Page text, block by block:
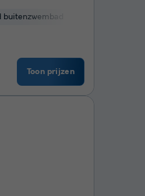
Toon prijzen